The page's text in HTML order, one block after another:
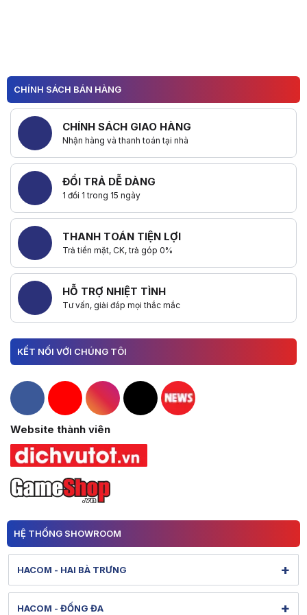
CHÍNH SÁCH BÁN HÀNG
CHÍNH SÁCH GIAO HÀNG
Nhận hàng và thanh toán tại nhà
ĐỔI TRẢ DỄ DÀNG
1 đổi 1 trong 15 ngày
THANH TOÁN TIỆN LỢI
Trả tiền mặt, CK, trả góp 0%
HỖ TRỢ NHIỆT TÌNH
Tư vấn, giải đáp mọi thắc mắc
KẾT NỐI VỚI CHÚNG TÔI
Hacom Facebook
Hacom YouTube
Hacom Instagram
Hacom TikTok
Website thành viên
HỆ THỐNG SHOWROOM
HACOM - HAI BÀ TRƯNG +
Hình ảnh thực tế từ showroom
HACOM - ĐỐNG ĐA +